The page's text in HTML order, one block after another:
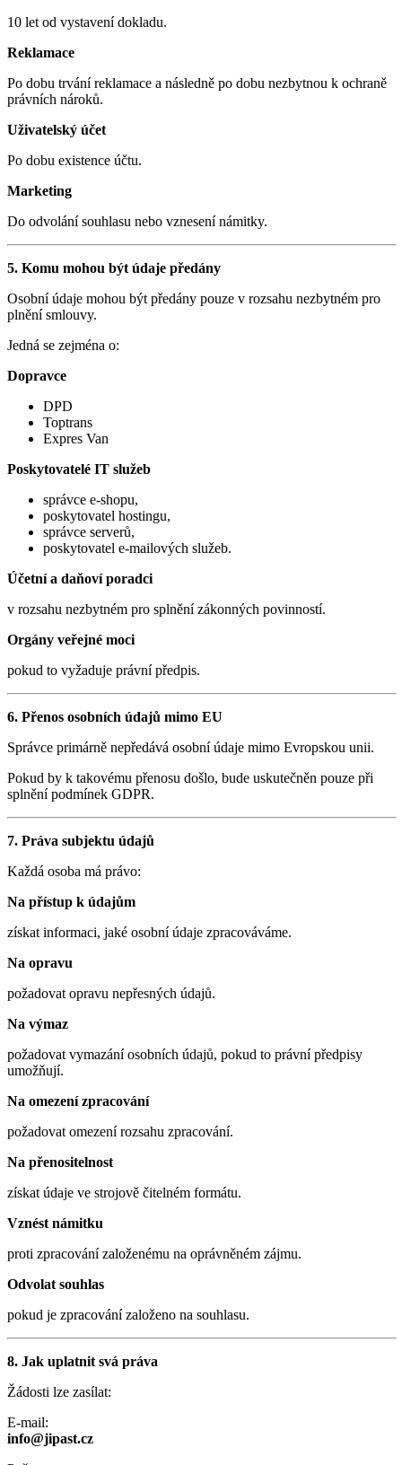
10 let od vystavení dokladu.
Reklamace
Po dobu trvání reklamace a následně po dobu nezbytnou k ochraně
právních nároků.
Uživatelský účet
Po dobu existence účtu.
Marketing
Do odvolání souhlasu nebo vznesení námitky.
5. Komu mohou být údaje předány
Osobní údaje mohou být předány pouze v rozsahu nezbytném pro
plnění smlouvy.
Jedná se zejména o:
Dopravce
DPD
Toptrans
Expres Van
Poskytovatelé IT služeb
správce e-shopu,
poskytovatel hostingu,
správce serverů,
poskytovatel e-mailových služeb.
Účetní a daňoví poradci
v rozsahu nezbytném pro splnění zákonných povinností.
Orgány veřejné moci
pokud to vyžaduje právní předpis.
6. Přenos osobních údajů mimo EU
Správce primárně nepředává osobní údaje mimo Evropskou unii.
Pokud by k takovému přenosu došlo, bude uskutečněn pouze při
splnění podmínek GDPR.
7. Práva subjektu údajů
Každá osoba má právo:
Na přístup k údajům
získat informaci, jaké osobní údaje zpracováváme.
Na opravu
požadovat opravu nepřesných údajů.
Na výmaz
požadovat vymazání osobních údajů, pokud to právní předpisy
umožňují.
Na omezení zpracování
požadovat omezení rozsahu zpracování.
Na přenositelnost
získat údaje ve strojově čitelném formátu.
Vznést námitku
proti zpracování založenému na oprávněném zájmu.
Odvolat souhlas
pokud je zpracování založeno na souhlasu.
8. Jak uplatnit svá práva
Žádosti lze zasílat:
E-mail:
info@jipast.cz